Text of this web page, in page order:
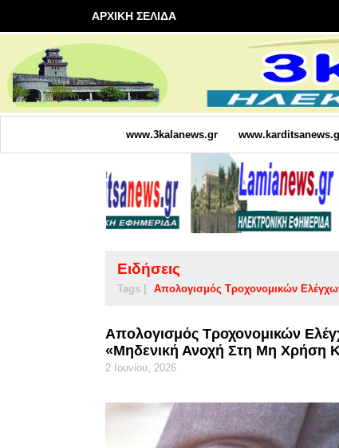
ΑΡΧΙΚΗ ΣΕΛΙΔΑ
www.3kalanews.gr
Ειδήσεις
Tags | Απολογισμός Τροχονομικών
Απολογισμός Τροχονομικών
«Μηδενική Ανοχή Στη Μη Χρήση
2 Ιουνίου, 2026